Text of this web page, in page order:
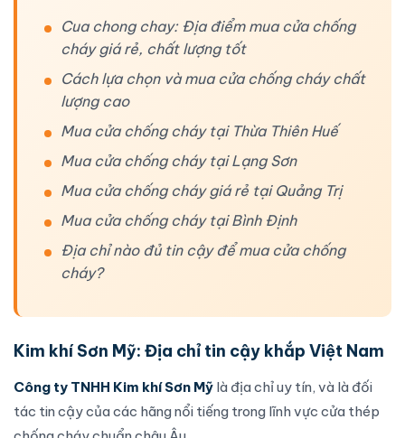
Cua chong chay: Địa điểm mua cửa chống
cháy giá rẻ, chất lượng tốt
Cách lựa chọn và mua cửa chống cháy chất
lượng cao
Mua cửa chống cháy tại Thừa Thiên Huế
Mua cửa chống cháy tại Lạng Sơn
Mua cửa chống cháy giá rẻ tại Quảng Trị
Mua cửa chống cháy tại Bình Định
Địa chỉ nào đủ tin cậy để mua cửa chống
cháy?
Kim khí Sơn Mỹ: Địa chỉ tin cậy khắp Việt Nam
Công ty TNHH Kim khí Sơn Mỹ là địa chỉ uy tín, và là đối
tác tin cậy của các hãng nổi tiếng trong lĩnh vực cửa thép